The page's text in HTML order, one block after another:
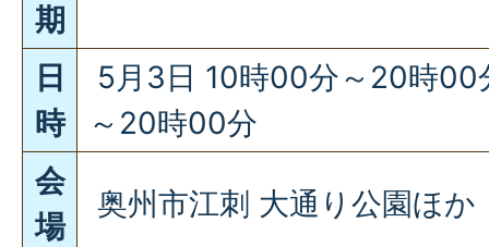
期
日
時
5月3日 10時00分～20時
～20時00分
会
場
奥州市江刺 大通り公園ほか